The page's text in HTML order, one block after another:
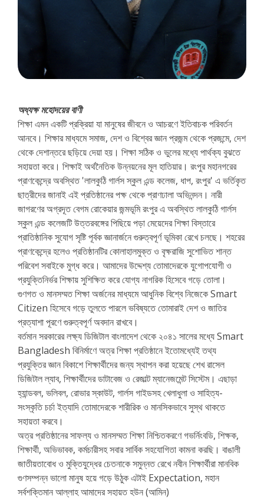
অধ্যক্ষ মহোদয়ের বাণী
শিক্ষা এমন একটি প্রক্রিয়া যা মানুষের জীবনে ও আচরণে ইতিবাচক পরিবর্তন
আনবে। শিক্ষার মাধ্যমে সমাজ, দেশ ও বিশ্বের জ্ঞান প্রজন্ম থেকে প্রজন্মে, দেশ
থেকে দেশান্তরে ছড়িয়ে দেয়া হয়। শিক্ষা সঠিক ও ভুলের মধ্যে পার্থক্য বুঝতে
সহায়তা করে। শিক্ষাই অর্থনৈতিক উন্নয়নের মূল হাতিয়ার। রংপুর মহানগরের
প্রাণকেন্দ্রে অবস্থিত 'লালকুঠি গার্লস স্কুল এন্ড কলেজ, ধাপ, রংপুর' এ ভর্তিকৃত
ছাত্রীদের জানাই এই প্রতিষ্ঠানের পক্ষ থেকে প্রাণঢালা অভিনন্দন। নারী
জাগরণের অগ্রদূত বেগম রোকেয়ার জন্মভূমি রংপুর এ অবস্থিত লালকুঠি গার্লস
স্কুল এন্ড কলেজটি উত্তরবঙ্গের পিছিয়ে পড়া মেয়েদের শিক্ষা বিস্তারে
প্রাতিষ্ঠানিক সুযোগ সৃষ্টি পূর্বক জ্ঞানার্জনে গুরুত্বপূর্ণ ভূমিকা রেখে চলছে। শহরের
প্রাণকেন্দ্রে হলেও প্রতিষ্ঠানটির কোলাহালমুক্ত ও বৃক্ষরাজি সুশোভিত শান্ত
পরিবেশ সবাইকে মুগ্ধ করে। আমাদের উদ্দেশ্য তোমাদেরকে যুগোপযোগী ও
প্রযুক্তিনির্ভর শিক্ষায় সুশিক্ষিত করে যোগ্য নাগরিক হিসেবে গড়ে তোলা।
গুণগত ও মানসম্মত শিক্ষা অর্জনের মাধ্যমে আধুনিক বিশ্বে নিজেকে Smart
Citizen হিসেবে গড়ে তুলতে পারলে ভবিষ্যতে তোমারাই দেশ ও জাতির
প্রত্যাশা পূরণে গুরুত্বপূর্ণ অবদান রাখবে।
বর্তমান সরকারের লক্ষ্য ডিজিটাল বাংলাদেশ থেকে ২০৪১ সালের মধ্যে Smart
Bangladesh বিনির্মাণে অত্র শিক্ষা প্রতিষ্ঠানে ইতোমধ্যেই তথ্য
প্রযুক্তির জ্ঞান বিকাশে শিক্ষার্থীদের জন্য স্থাপন করা হয়েছে শেখ রাসেল
ডিজিটাল ল্যাব, শিক্ষার্থীদের ডাটাবেজ ও রেজাল্ট ম্যানেজমেন্ট সিস্টেম। এছাড়া
হ্যান্ডবল, ভলিবল, রোভার স্কাউট, গার্লস গাইডসহ খেলাধুলা ও সাহিত্য-
সংস্কৃতি চর্চা ইত্যাদি তোমাদেরকে শারীরিক ও মানসিকভাবে সুস্থ থাকতে
সহায়তা করবে।
অত্র প্রতিষ্ঠানের সাফল্য ও মানসম্মত শিক্ষা নিশ্চিতকরণে গভর্নিংবডি, শিক্ষক,
শিক্ষার্থী, অভিভাবক, কর্মচারীসহ সবার সার্বিক সহযোগিতা কামনা করছি। বাঙালী
জাতীয়তাবোধ ও মুক্তিযুদ্ধের চেতনাকে সমুন্নত রেখে নবীন শিক্ষার্থীরা মানবিক
গুণসম্পন্ন ভালো মানুষ হয়ে গড়ে উঠুক এটাই Expectation, মহান
সর্বশক্তিমান আল্লাহ আমাদের সহায়ত হউন (আমিন)